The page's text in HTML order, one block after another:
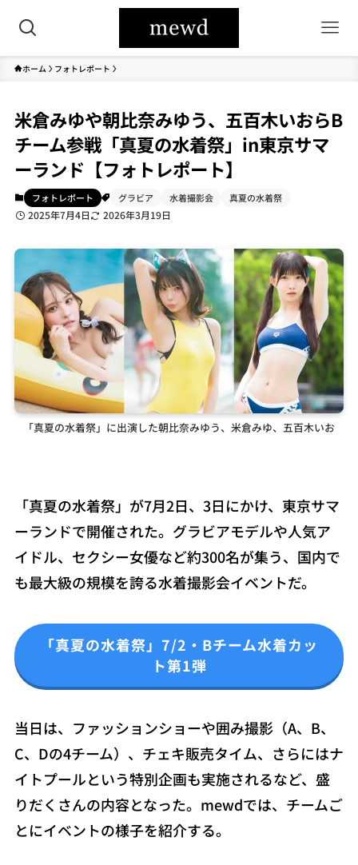
ホーム フォトレポート
米倉みゆや朝比奈みゆう、五百木いおらB
チーム参戦「真夏の水着祭」in東京サマ
ーランド【フォトレポート】
フォトレポート グラビア 水着撮影会 真夏の水着祭
2025年7月4日 2026年3月19日
「真夏の水着祭」に出演した朝比奈みゆう、米倉みゆ、五百木いお
「真夏の水着祭」が7月2日、3日にかけ、東京サマ
ーランドで開催された。グラビアモデルや人気ア
イドル、セクシー女優など約300名が集う、国内で
も最大級の規模を誇る水着撮影会イベントだ。
「真夏の水着祭」7/2・Bチーム水着カッ
ト第1弾
当日は、ファッションショーや囲み撮影（A、B、
C、Dの4チーム）、チェキ販売タイム、さらにはナ
イトプールという特別企画も実施されるなど、盛
りだくさんの内容となった。mewdでは、チームご
とにイベントの様子を紹介する。